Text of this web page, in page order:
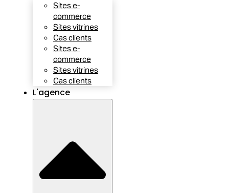
Sites e-
commerce
Sites vitrines
Cas clients
Sites e-
commerce
Sites vitrines
Cas clients
L'agence